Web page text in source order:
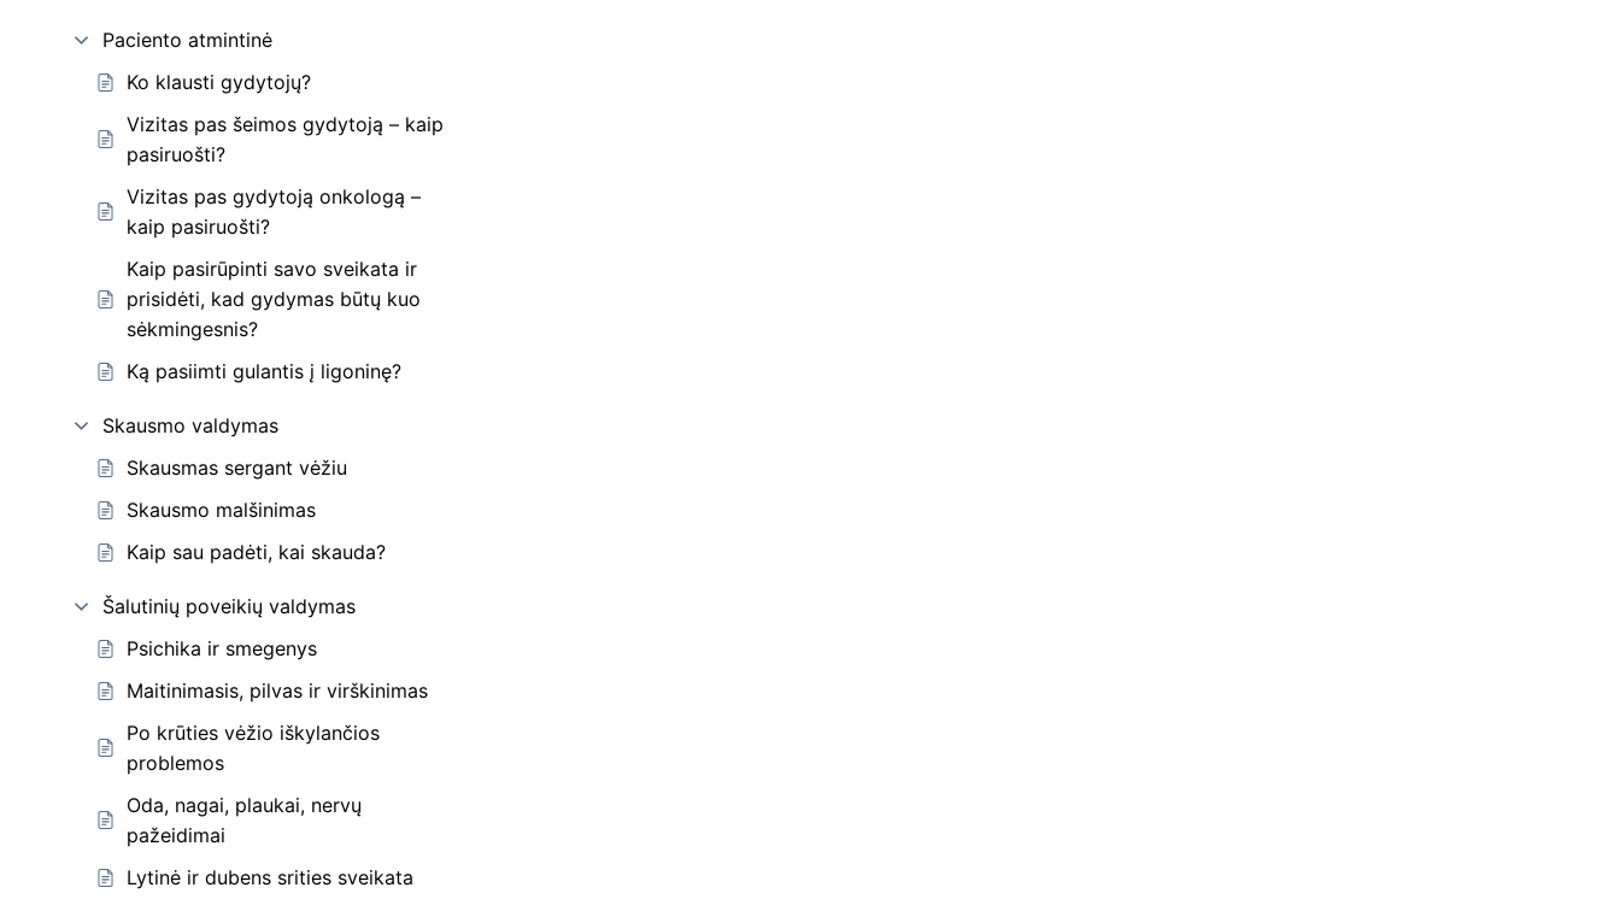
Paciento atmintinė
Ko klausti gydytojų?
Vizitas pas šeimos gydytoją – kaip
pasiruošti?
Vizitas pas gydytoją onkologą –
kaip pasiruošti?
Kaip pasirūpinti savo sveikata ir
prisidėti, kad gydymas būtų kuo
sėkmingesnis?
Ką pasiimti gulantis į ligoninę?
Skausmo valdymas
Skausmas sergant vėžiu
Skausmo malšinimas
Kaip sau padėti, kai skauda?
Šalutinių poveikių valdymas
Psichika ir smegenys
Maitinimasis, pilvas ir virškinimas
Po krūties vėžio iškylančios
problemos
Oda, nagai, plaukai, nervų
pažeidimai
Lytinė ir dubens srities sveikata